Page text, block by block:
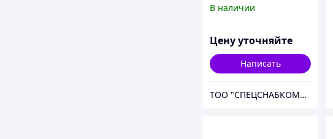
FС/APC 1м
В наличии
Цену уточняйте
Написать
ТОО "СПЕЦСНАБКОМПЛЕКТ-Т"